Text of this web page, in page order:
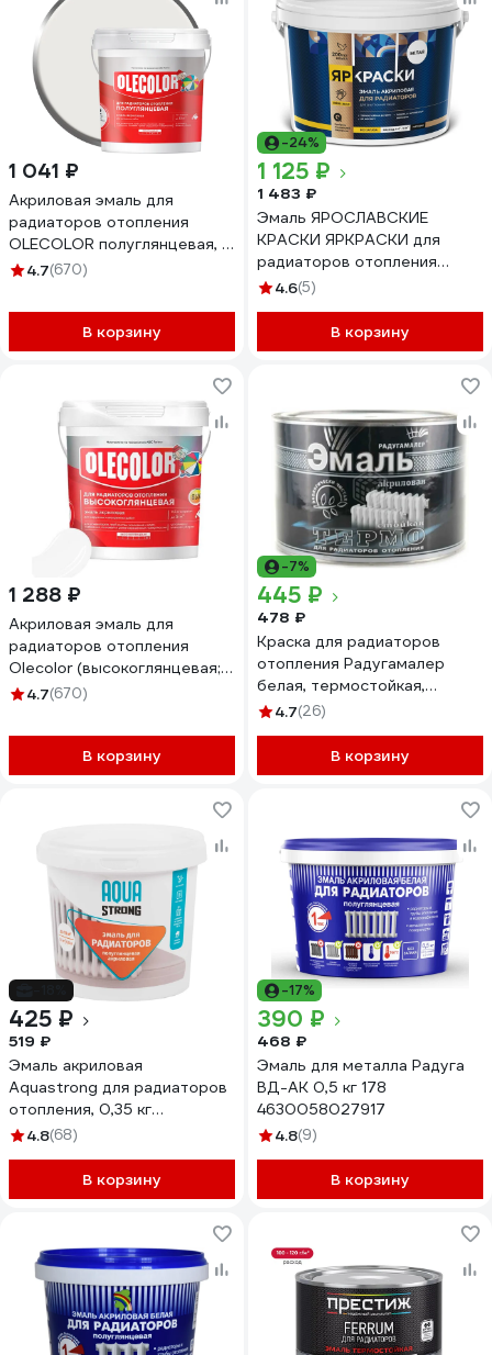
1 041 ₽
Акриловая эмаль для
радиаторов отопления
OLECOLOR полуглянцевая, 1
кг 4300007667
4.7(670)
В корзину
-24%
1 125 ₽
1 483 ₽
Эмаль ЯРОСЛАВСКИЕ
КРАСКИ ЯРКРАСКИ для
радиаторов отопления
акриловая белая матовая,
4.6(5)
В корзину
1 288 ₽
Акриловая эмаль для
радиаторов отопления
Olecolor (высокоглянцевая; 1
кг) 4300011043
4.7(670)
В корзину
-7%
445 ₽
478 ₽
Краска для радиаторов
отопления Радугамалер
белая, термостойкая,
акриловая, полуглянцевая,
4.7(26)
В корзину
425 ₽
519 ₽
Эмаль акриловая
Aquastrong для радиаторов
отопления, 0,35 кг
4607130863541
4.8(68)
В корзину
-17%
390 ₽
468 ₽
Эмаль для металла Радуга
ВД-АК 0,5 кг 178
4630058027917
4.8(9)
В корзину